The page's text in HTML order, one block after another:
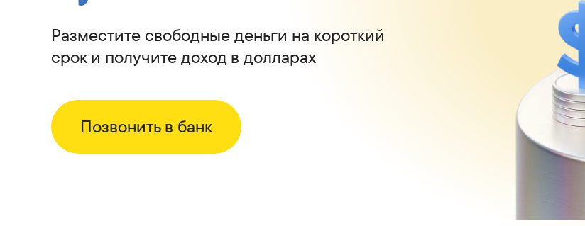
Коммерческие бумаги
Бонусная программа
Kaspi QR
Приём граждан
Разместите свободные деньги на короткий
срок и получите доход в долларах
Позвонить в банк